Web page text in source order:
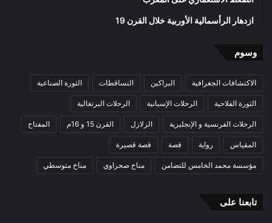
ازدهار الرأسمالية الأوربية خلال القرن 19
وسوم
الاكتشافات الجغرافية البراكين التساقطات الثورة الصناعية
الثورة الفلاحية الرحلات الإسبانية الرحلات البرتغالية
الرحلات الفرنسية و الإنجليزية الزلازل القرن 15 و 16م المفتاح
المقياس رواية قصة قصة قصيرة
مؤسسة محمد الخامس للتضامن مناخ صحراوي مناخ متوسطي
تابعنا على